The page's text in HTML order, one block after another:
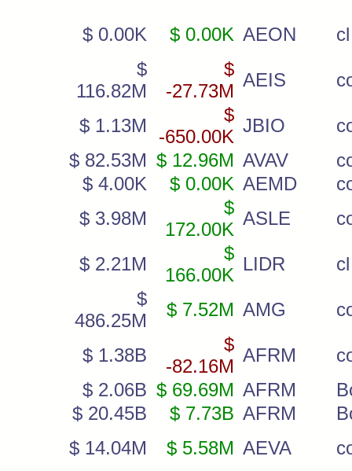
$ 0.00K $ 0.00K AEON
$
116.82M
$
-27.73M
AEIS
$ 1.13M
$
-650.00K
JBIO
$ 82.53M $ 12.96M AVAV
$ 4.00K
$ 0.00K AEMD
$ 3.98M
$
172.00K
ASLE
$ 2.21M
$
166.00K
LIDR
$
486.25M
$ 7.52M AMG
$ 1.38B
$
-82.16M
AFRM
$ 2.06B $ 69.69M AFRM
$ 20.45B
$ 7.73B AFRM
$ 14.04M
$ 5.58M AEVA